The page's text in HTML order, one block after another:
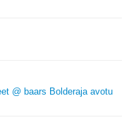
@ baars Bolderaja avotu